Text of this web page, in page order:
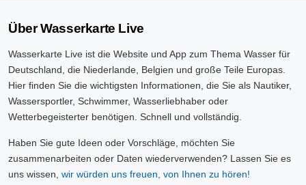
Über Wasserkarte Live
Wasserkarte Live ist die Website und App zum Thema Wasser für
Deutschland, die Niederlande, Belgien und große Teile Europas.
Hier finden Sie die wichtigsten Informationen, die Sie als Nautiker,
Wassersportler, Schwimmer, Wasserliebhaber oder
Wetterbegeisterter benötigen. Schnell und vollständig.
Haben Sie gute Ideen oder Vorschläge, möchten Sie
zusammenarbeiten oder Daten wiederverwenden? Lassen Sie es
uns wissen, wir würden uns freuen, von Ihnen zu hören!